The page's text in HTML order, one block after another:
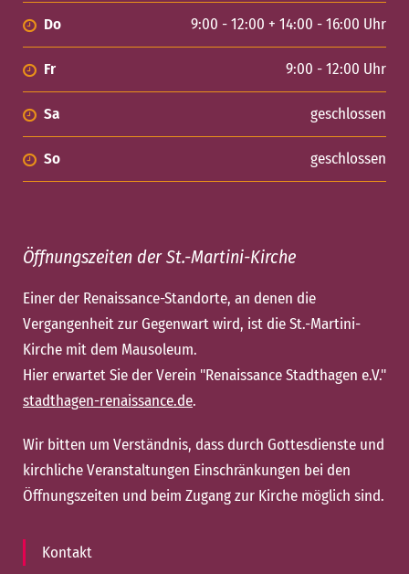
Do 9:00 - 12:00 + 14:00 - 16:00 Uhr
Fr 9:00 - 12:00 Uhr
Sa geschlossen
So geschlossen
Öffnungszeiten der St.-Martini-Kirche
Einer der Renaissance-Standorte, an denen die
Vergangenheit zur Gegenwart wird, ist die St.-Martini-
Kirche mit dem Mausoleum.
Hier erwartet Sie der Verein "Renaissance Stadthagen e.V."
stadthagen-renaissance.de.
Wir bitten um Verständnis, dass durch Gottesdienste und
kirchliche Veranstaltungen Einschränkungen bei den
Öffnungszeiten und beim Zugang zur Kirche möglich sind.
Kontakt